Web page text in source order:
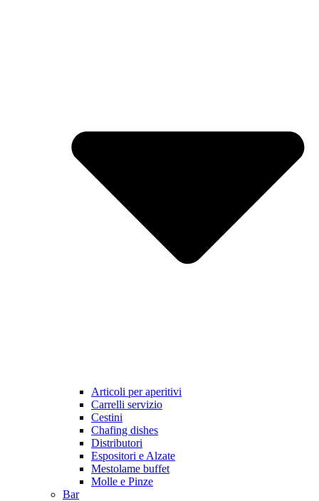
Articoli per aperitivi
Carrelli servizio
Cestini
Chafing dishes
Distributori
Espositori e Alzate
Mestolame buffet
Molle e Pinze
Bar